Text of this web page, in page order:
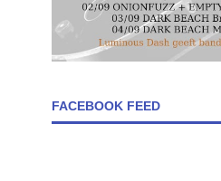
FACEBOOK FEED